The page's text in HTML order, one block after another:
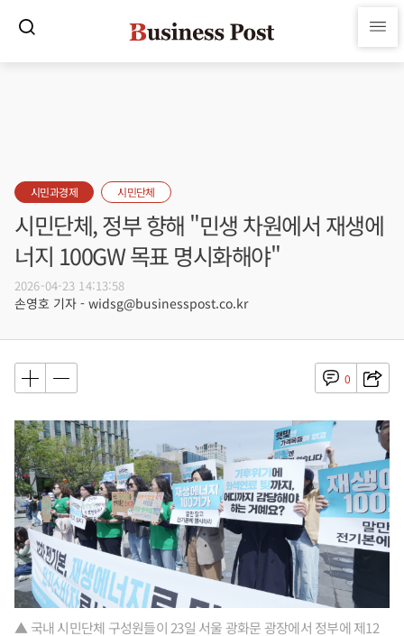
시민과경제 시민단체
시민단체, 정부 향해 "민생 차원에서 재생에
너지 100GW 목표 명시화해야"
2026-04-23 14:13:58
손영호 기자 - widsg@businesspost.co.kr
0
▲ 국내 시민단체 구성원들이 23일 서울 광화문 광장에서 정부에 제12